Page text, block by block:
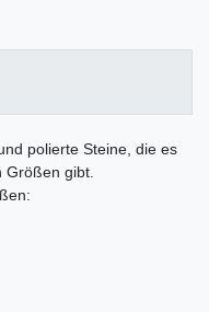
polierte Steine, die es
gibt.